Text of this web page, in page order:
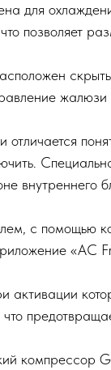
для
позволяет
внутреннего
с помощью
«AC
компрессор